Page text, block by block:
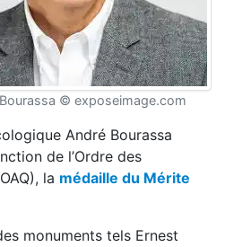
© exposeimage.com
André Bourassa
de l’Ordre des
la médaille du Mérite
monuments tels Ernest